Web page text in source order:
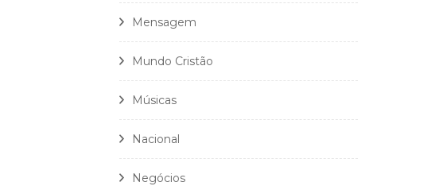
Mensagem
Mundo Cristão
Músicas
Nacional
Negócios